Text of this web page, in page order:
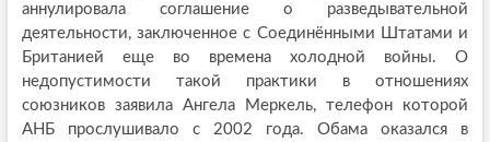
аннулировала соглашение о разведывательной
деятельности, заключенное с Соединёнными Штатами и
Британией еще во времена холодной войны. О
недопустимости такой практики в отношениях
союзников заявила Ангела Меркель, телефон которой
АНБ прослушивало с 2002 года. Обама оказался в